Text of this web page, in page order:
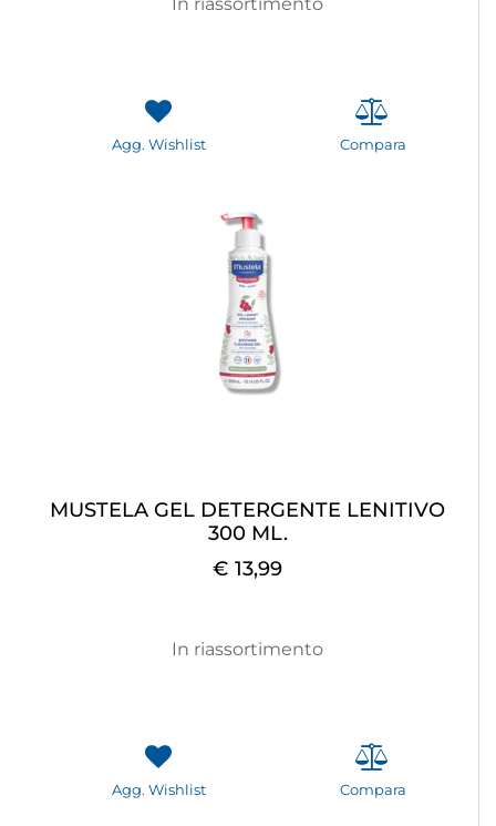
Agg. Wishlist Compara
MUSTELA GEL DETERGENTE LENITIVO
300 ML.
€ 13,99
In riassortimento
Agg. Wishlist Compara